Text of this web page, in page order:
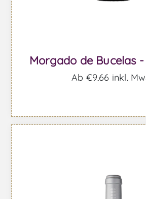
Morgado de Bucelas
Ab €9,66 inkl.